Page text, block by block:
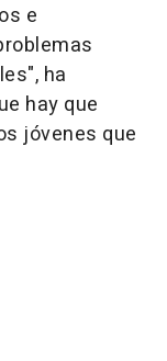
e
ha
hay que
jóvenes que